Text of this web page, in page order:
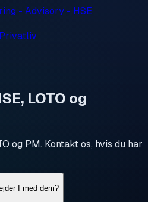
- Advisory - HSE
Privatliv
LOTO og
og PM. Kontakt os, hvis du har
I med dem?